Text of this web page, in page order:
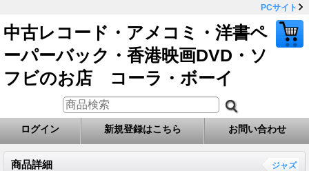
PCサイト
中古レコード・アメコミ・洋書ペ
ーパーバック・香港映画DVD・ソ
フビのお店 コーラ・ボーイ
ログイン 新規登録はこちら お問い合わせ
商品詳細 ジャズ